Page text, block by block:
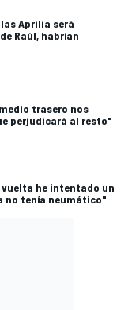
Aprilia será
Raúl, habrían
trasero nos
perjudicará al resto"
vuelta he intentado un
no tenía neumático"